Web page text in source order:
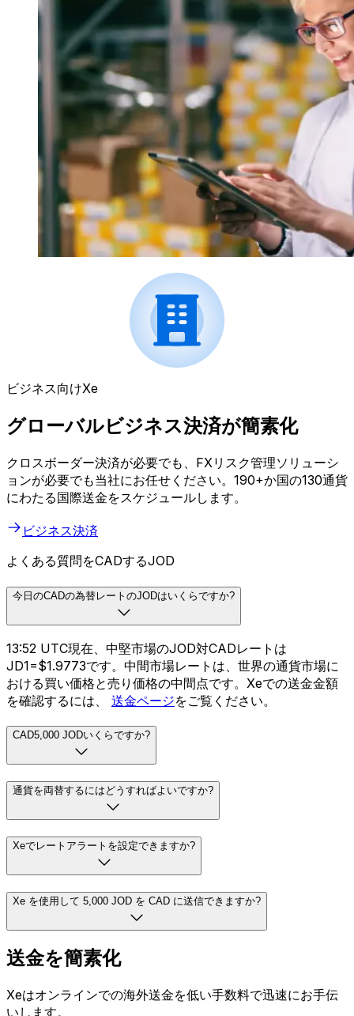
ビジネス向けXe
グローバルビジネス決済が簡素化
クロスボーダー決済が必要でも、FXリスク管理ソリューシ
ョンが必要でも当社にお任せください。190+か国の130通貨
にわたる国際送金をスケジュールします。
ビジネス決済
よくある質問をCADするJOD
今日のCADの為替レートのJODはいくらですか?
13:52 UTC現在、中堅市場のJOD対CADレートは
JD1=$1.9773です。中間市場レートは、世界の通貨市場に
おける買い価格と売り価格の中間点です。Xeでの送金金額
を確認するには、 送金ページをご覧ください。
CAD5,000 JODいくらですか?
通貨を両替するにはどうすればよいですか?
Xeでレートアラートを設定できますか?
Xe を使用して 5,000 JOD を CAD に送信できますか?
送金を簡素化
Xeはオンラインでの海外送金を低い手数料で迅速にお手伝
いします。